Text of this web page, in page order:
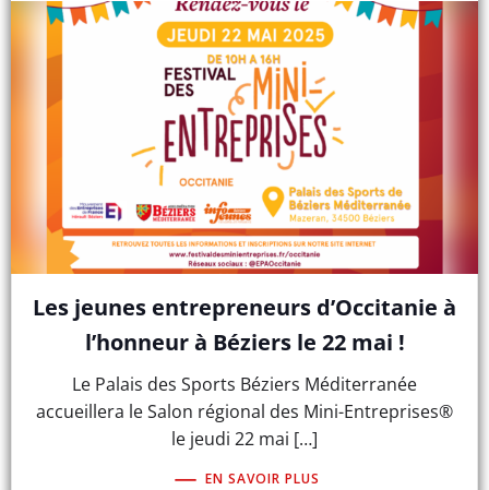
Les jeunes entrepreneurs d’Occitanie à
l’honneur à Béziers le 22 mai !
Le Palais des Sports Béziers Méditerranée
accueillera le Salon régional des Mini-Entreprises®
le jeudi 22 mai […]
EN SAVOIR PLUS